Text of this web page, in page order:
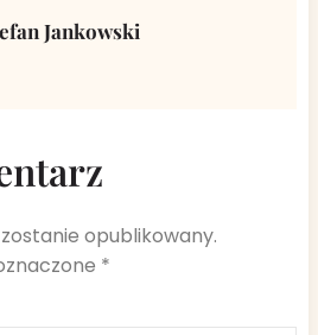
Jankowski
opublikowany.
*